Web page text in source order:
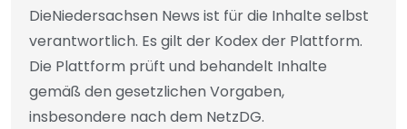
DieNiedersachsen News ist für die Inhalte selbst
verantwortlich. Es gilt der Kodex der Plattform.
Die Plattform prüft und behandelt Inhalte
gemäß den gesetzlichen Vorgaben,
insbesondere nach dem NetzDG.